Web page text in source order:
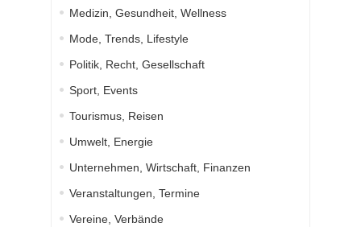
Medizin, Gesundheit, Wellness
Mode, Trends, Lifestyle
Politik, Recht, Gesellschaft
Sport, Events
Tourismus, Reisen
Umwelt, Energie
Unternehmen, Wirtschaft, Finanzen
Veranstaltungen, Termine
Vereine, Verbände